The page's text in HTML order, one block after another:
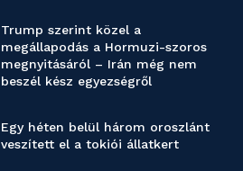
Trump szerint közel a
megállapodás a Hormuzi-szoros
megnyitásáról – Irán még nem
beszél kész egyezségről
Egy héten belül három oroszlánt
veszített el a tokiói állatkert